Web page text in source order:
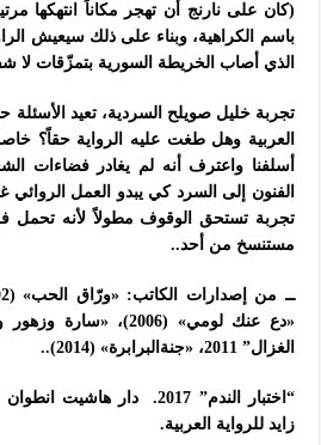
(كان على نارنج أن تهجر مكاناً انتهكها
باسم الكراهية، وبناء على ذلك سيعيش
الذي أصاب الخريطة السورية بتمزّقات لا
تجربة خليل صويلح السردية، تعيد الأسئلة
العربية وهل طغت عليه الرواية حقاً؟
أسلفنا واعترف أنه لم يغادر فضاءات
الفنون إلى السرد كي يبدو العمل الروائي
تجربة تستحق الوقوف مطولاً لأنه تحمل
مستنسخ من أحد..
الغزال” 2011، «جنةالبرابرة» (2014)..
“اختبار الندم” 2017. دار
زايد للرواية العربية.